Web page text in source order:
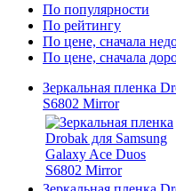
По популярности
По рейтингу
По цене, сначала
По цене, сначала
Зеркальная пленка
S6802 Mirror